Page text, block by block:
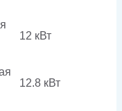
12 кВт
12.8 кВт